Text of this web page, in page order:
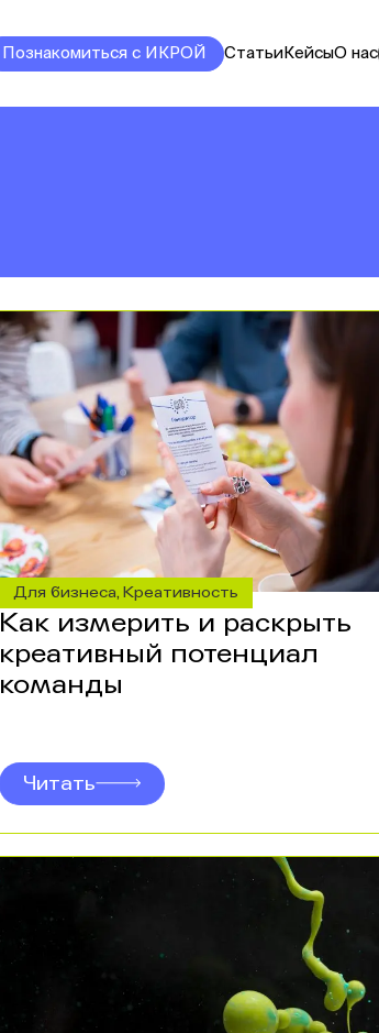
Познакомиться с ИКРОЙ СтатьиКейсыО нас
Для бизнеса, Креативность
Как измерить и раскрыть
креативный потенциал
команды
Читать